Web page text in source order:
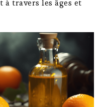
à travers les âges et